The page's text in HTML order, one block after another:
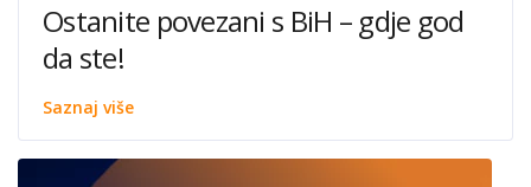
Ostanite povezani s BiH – gdje god
da ste!
Saznaj više